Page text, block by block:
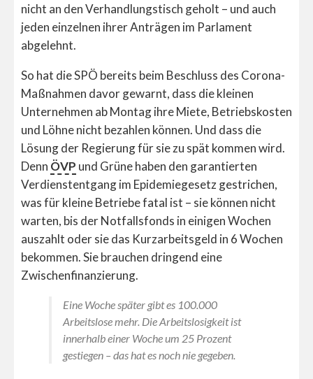
nicht an den Verhandlungstisch geholt – und auch
jeden einzelnen ihrer Anträgen im Parlament
abgelehnt.
So hat die SPÖ bereits beim Beschluss des Corona-
Maßnahmen davor gewarnt, dass die kleinen
Unternehmen ab Montag ihre Miete, Betriebskosten
und Löhne nicht bezahlen können. Und dass die
Lösung der Regierung für sie zu spät kommen wird.
Denn ÖVP und Grüne haben den garantierten
Verdienstentgang im Epidemiegesetz gestrichen,
was für kleine Betriebe fatal ist – sie können nicht
warten, bis der Notfallsfonds in einigen Wochen
auszahlt oder sie das Kurzarbeitsgeld in 6 Wochen
bekommen. Sie brauchen dringend eine
Zwischenfinanzierung.
Eine Woche später gibt es 100.000
Arbeitslose mehr. Die Arbeitslosigkeit ist
innerhalb einer Woche um 25 Prozent
gestiegen – das hat es noch nie gegeben.